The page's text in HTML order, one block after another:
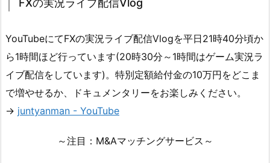
YouTubeにてFXの実況ライブ配信Vlogを平日21時40分頃か
ら1時間ほど行っています(20時30分～1時間はゲーム実況ラ
イブ配信をしています)。特別定額給付金の10万円をどこま
で増やせるか、ドキュメンタリーをお楽しみください。
→ juntyanman - YouTube
～注目：M&Aマッチングサービス～